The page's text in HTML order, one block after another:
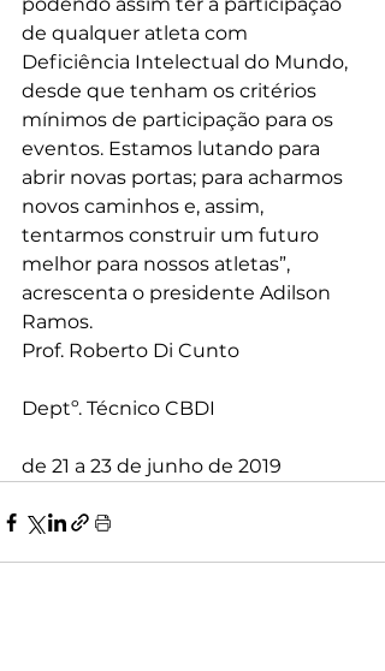
de qualquer atleta com
Deficiência Intelectual do Mundo,
desde que tenham os critérios
mínimos de participação para os
eventos. Estamos lutando para
abrir novas portas; para acharmos
novos caminhos e, assim,
tentarmos construir um futuro
melhor para nossos atletas”,
acrescenta o presidente Adilson
Ramos.
Prof. Roberto Di Cunto
Deptº. Técnico CBDI
de 21 a 23 de junho de 2019